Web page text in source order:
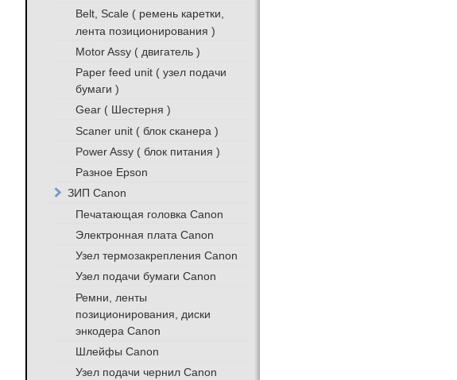
Belt, Scale ( ремень каретки,
лента позиционирования )
Motor Assy ( двигатель )
Paper feed unit ( узел подачи
бумаги )
Gear ( Шестерня )
Scaner unit ( блок сканера )
Power Assy ( блок питания )
Разное Epson
ЗИП Canon
Печатающая головка Canon
Электронная плата Canon
Узел термозакрепления Canon
Узел подачи бумаги Canon
Ремни, ленты
позиционирования, диски
энкодера Canon
Шлейфы Canon
Узел подачи чернил Canon